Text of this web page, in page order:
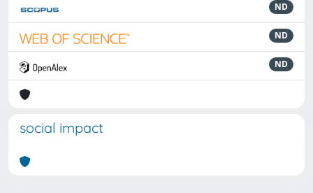
ND
ND
ND
social impact